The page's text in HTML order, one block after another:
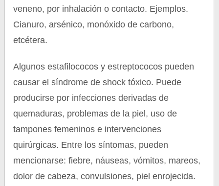
veneno, por inhalación o contacto. Ejemplos.
Cianuro, arsénico, monóxido de carbono,
etcétera.
Algunos estafilococos y estreptococos pueden
causar el síndrome de shock tóxico. Puede
producirse por infecciones derivadas de
quemaduras, problemas de la piel, uso de
tampones femeninos e intervenciones
quirúrgicas. Entre los síntomas, pueden
mencionarse: fiebre, náuseas, vómitos, mareos,
dolor de cabeza, convulsiones, piel enrojecida.